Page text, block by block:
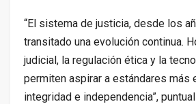
“El sistema de justicia, desde los
transitado una evolución continua.
judicial, la regulación ética y la
permiten aspirar a estándares más
integridad e independencia”,